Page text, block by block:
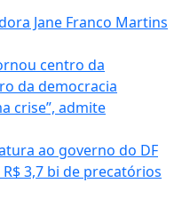
Jane Franco Martins
centro da
da democracia
crise”, admite
ao governo do DF
3,7 bi de precatórios